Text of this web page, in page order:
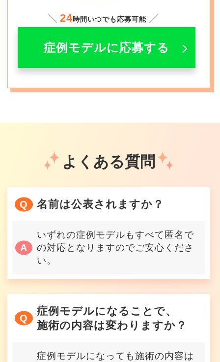
24時間いつでも応募可能
症例モデルに応募する
よくある質問
名前は公表されますか？
いずれの症例モデルもすべて匿名で
の対応となりますのでご安心くださ
い。
症例モデルになることで、
施術の内容は変わりますか？
症例モデルになっても施術の内容は